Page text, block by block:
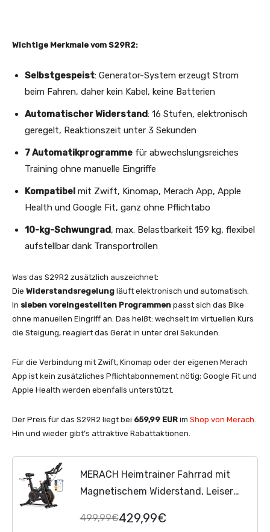
Wichtige Merkmale vom S29R2:
Selbstgespeist: Generator-System erzeugt Strom
beim Fahren, daher kein Kabel, keine Batterien
Automatischer Widerstand: 16 Stufen, elektronisch
geregelt, Reaktionszeit unter 3 Sekunden
7 Automatikprogramme für abwechslungsreiches
Training ohne manuelle Eingriffe
Kompatibel mit Zwift, Kinomap, Merach App, Apple
Health und Google Fit, ganz ohne Pflichtabo
10-kg-Schwungrad, max. Belastbarkeit 159 kg, flexibel
aufstellbar dank Transportrollen
Was das S29R2 zusätzlich auszeichnet:
Die Widerstandsregelung läuft elektronisch und automatisch.
In sieben voreingestellten Programmen passt sich das Bike
ohne manuellen Eingriff an. Das heißt: wechselt im virtuellen Kurs
die Steigung, reagiert das Gerät in unter drei Sekunden.
Für die Verbindung mit Zwift, Kinomap oder der eigenen Merach
App ist kein zusätzliches Pflichtabonnement nötig; Google Fit und
Apple Health werden ebenfalls unterstützt.
Der Preis für das S29R2 liegt bei 659,99 EUR im Shop von Merach.
Hin und wieder gibt’s attraktive Rabattaktionen.
MERACH Heimtrainer Fahrrad mit
Magnetischem Widerstand, Leiser
Indoor Cycling Bike Mit
499,99€429,99€